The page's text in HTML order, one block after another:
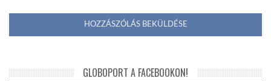
GLOBOPORT A FACEBOOKON!